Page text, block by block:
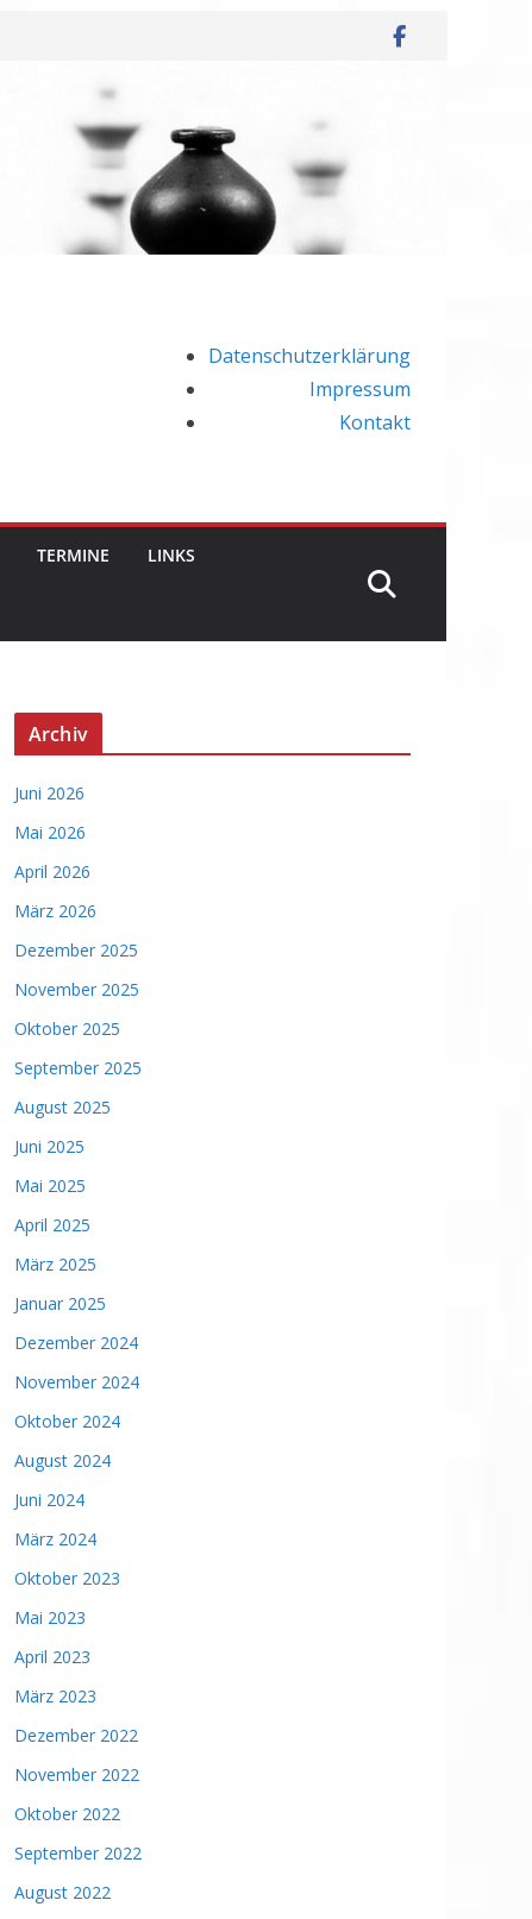
Datenschutzerklärung
Impressum
Kontakt
TERMINE LINKS
Archiv
Juni 2026
Mai 2026
April 2026
März 2026
Dezember 2025
November 2025
Oktober 2025
September 2025
August 2025
Juni 2025
Mai 2025
April 2025
März 2025
Januar 2025
Dezember 2024
November 2024
Oktober 2024
August 2024
Juni 2024
März 2024
Oktober 2023
Mai 2023
April 2023
März 2023
Dezember 2022
November 2022
Oktober 2022
September 2022
August 2022